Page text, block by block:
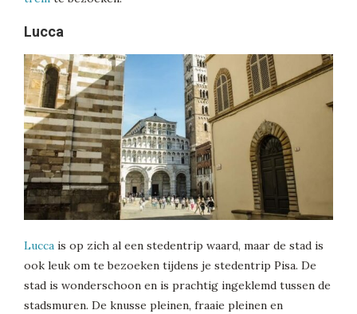
Lucca
Lucca is op zich al een stedentrip waard, maar de stad is
ook leuk om te bezoeken tijdens je stedentrip Pisa. De
stad is wonderschoon en is prachtig ingeklemd tussen de
stadsmuren. De knusse pleinen, fraaie pleinen en